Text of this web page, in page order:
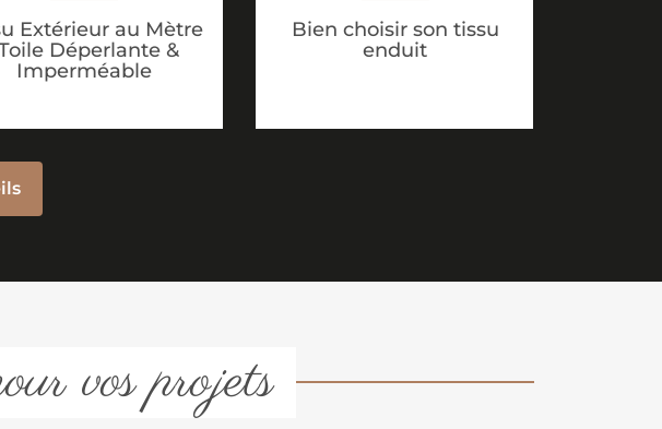
Extérieur au Mètre
Déperlante &
Imperméable
Bien choisir son tissu
enduit
vos projets